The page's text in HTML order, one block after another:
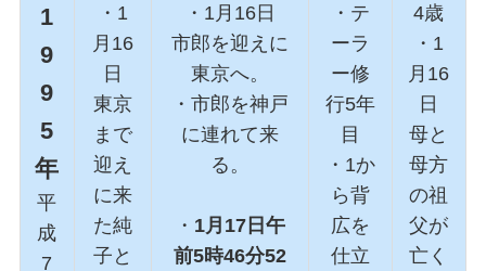
1
9
9
5
年
平
成
7
・1
月16
日
東京
まで
迎え
に来
た純
子と
・1月16日
市郎を迎えに
東京へ。
・市郎を神戸
に連れて来
る。
・ 1月17日午
前5時46分52
・テ
ーラ
ー修
行5年
目
・1か
ら背
広を
仕立
4歳
・1
月16
日
母と
母方
の祖
父が
亡く